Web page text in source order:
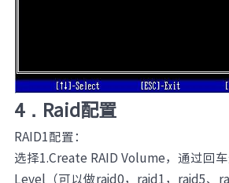
4．Raid配置
RAID1配置：
选择1.Create RAID Volume，通过回
Level（可以做raid0，raid1，raid5、